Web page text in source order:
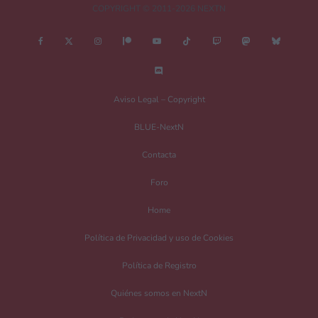
Guarda mi nombre, correo electrónico y web en este navegador para la
Recibir un correo electrónico con cada nueva entrada.
Aviso Legal – Copyright
BLUE-NextN
Contacta
Foro
Home
Política de Privacidad y uso de Cookies
Política de Registro
Quiénes somos en NextN